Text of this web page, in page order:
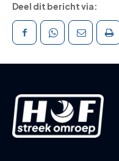
Deel dit bericht via: